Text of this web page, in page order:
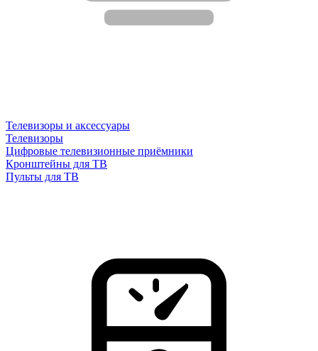
Телевизоры и аксессуары
Телевизоры
Цифровые телевизионные приёмники
Кронштейны для ТВ
Пульты для ТВ